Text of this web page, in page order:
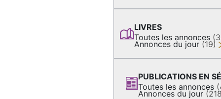
LIVRES
Toutes les annonces
Annonces du jour (19)
PUBLICATIONS EN
Toutes les annonces
Annonces du jour